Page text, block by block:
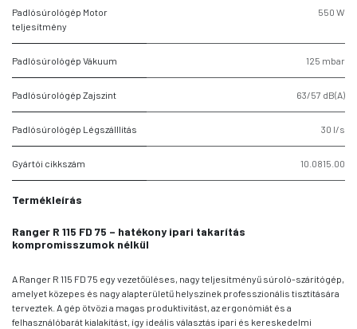
Padlósúrológép Motor
teljesítmény
550 W
Padlósúrológép Vákuum 125 mbar
Padlósúrológép Zajszint 63/57 dB(A)
Padlósúrológép Légszálllítás 30 l/s
Gyártói cikkszám 10.0815.00
Termékleírás
Ranger R 115 FD 75 – hatékony ipari takarítás
kompromisszumok nélkül
A Ranger R 115 FD 75 egy vezetőüléses, nagy teljesítményű súroló-szárítógép,
amelyet közepes és nagy alapterületű helyszínek professzionális tisztítására
terveztek. A gép ötvözi a magas produktivitást, az ergonómiát és a
felhasználóbarát kialakítást, így ideális választás ipari és kereskedelmi